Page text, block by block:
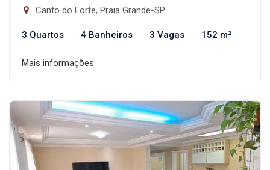
Canto do Forte, Praia Grande-SP
3 Quartos 4 Banheiros 3 Vagas 152 m²
Mais informações